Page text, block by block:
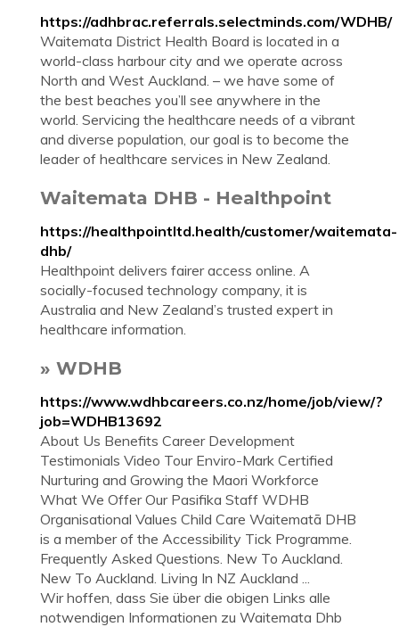
https://adhbrac.referrals.selectminds.com/WDHB/
Waitemata District Health Board is located in a
world-class harbour city and we operate across
North and West Auckland. – we have some of
the best beaches you’ll see anywhere in the
world. Servicing the healthcare needs of a vibrant
and diverse population, our goal is to become the
leader of healthcare services in New Zealand.
Waitemata DHB - Healthpoint
https://healthpointltd.health/customer/waitemata-
dhb/
Healthpoint delivers fairer access online. A
socially-focused technology company, it is
Australia and New Zealand’s trusted expert in
healthcare information.
» WDHB
https://www.wdhbcareers.co.nz/home/job/view/?
job=WDHB13692
About Us Benefits Career Development
Testimonials Video Tour Enviro-Mark Certified
Nurturing and Growing the Maori Workforce
What We Offer Our Pasifika Staff WDHB
Organisational Values Child Care Waitematā DHB
is a member of the Accessibility Tick Programme.
Frequently Asked Questions. New To Auckland.
New To Auckland. Living In NZ Auckland ...
Wir hoffen, dass Sie über die obigen Links alle
notwendigen Informationen zu Waitemata Dhb